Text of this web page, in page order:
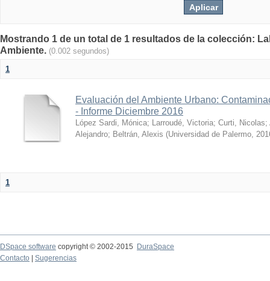
Mostrando 1 de un total de 1 resultados de la colección:
Ambiente. (0.002 segundos)
1
Evaluación del Ambiente Urbano:
- Informe Diciembre 2016
López Sardi, Mónica; Larroudé, Victoria; Curti, Nicolas;
Alejandro; Beltrán, Alexis (Universidad de Palermo,
1
DSpace software copyright © 2002-2015
DuraSpace
Contacto
Sugerencias